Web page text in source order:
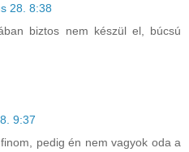
28. 8:38
biztos nem készül el, búcsú
9:37
pedig én nem vagyok oda a